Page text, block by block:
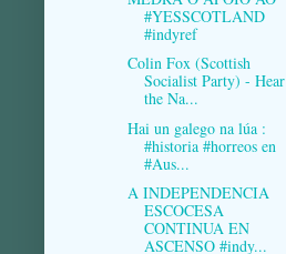
#YESSCOTLAND
#indyref
Colin Fox (Scottish
Socialist Party) - Hear
the Na...
Hai un galego na lúa :
#historia #horreos en
#Aus...
A INDEPENDENCIA
ESCOCESA
CONTINUA EN
ASCENSO #indy...